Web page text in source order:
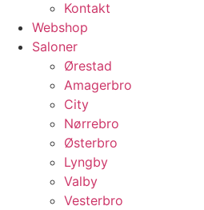
Kontakt
Webshop
Saloner
Ørestad
Amagerbro
City
Nørrebro
Østerbro
Lyngby
Valby
Vesterbro